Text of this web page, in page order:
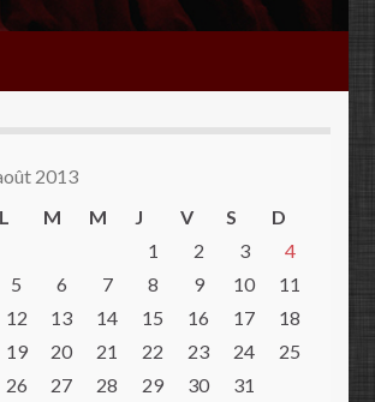
2013
L
M M J V S
D
1
2 3
4
5
6 7 8 9 10
11
12
13 14 15 16 17
18
19
20 21 22 23 24
25
26
27 28 29 30
31